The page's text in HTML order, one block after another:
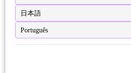
日本語
Português